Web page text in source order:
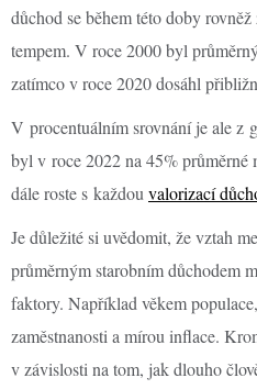
důchod se během této doby
tempem. V roce 2000 byl
zatímco v roce 2020 dosáhl
V procentuálním srovnání je ale z
byl v roce 2022 na 45%
dále roste s každou valorizací
Je důležité si uvědomit, že vztah
průměrným starobním důchodem
faktory. Například věkem
zaměstnanosti a mírou inflace.
v závislosti na tom, jak dlouho